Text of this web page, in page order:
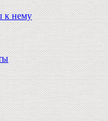
к нему